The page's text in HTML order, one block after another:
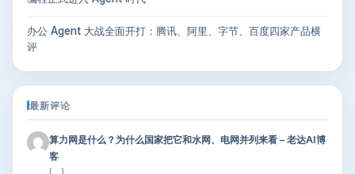
办公 Agent 大战全面开打：腾讯、阿里、字节、百度四家产品横
评
最新评论
算力网是什么？为什么国家把它和水网、电网并列来看 – 老达AI博
客